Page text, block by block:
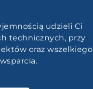
udzieli Ci
technicznych, przy
oraz wszelkiego